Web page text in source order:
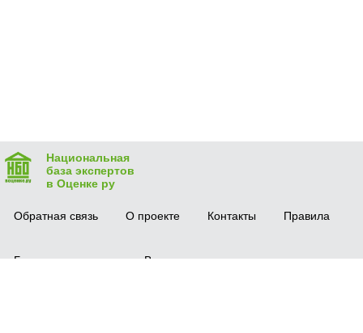
Национальная
база экспертов
в Оценке ру
Обратная связь О проекте Контакты Правила
Безопасная сделка Вопрос-ответ